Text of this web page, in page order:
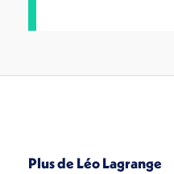
Plus de Léo Lagrange